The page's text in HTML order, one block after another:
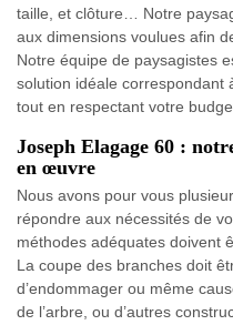
taille, et clôture… Notre
aux dimensions voulues afin
Notre équipe de paysagistes
solution idéale correspondant
tout en respectant votre
Joseph Elagage 60 :
en œuvre
Nous avons pour vous
répondre aux nécessités de
méthodes adéquates doivent
La coupe des branches doit
d’endommager ou même
de l’arbre, ou d’autres